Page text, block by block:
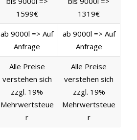
1599€
1319€
ab 9000l => Auf
Anfrage
ab 9000l => Auf
Anfrage
Alle Preise
verstehen sich
zzgl. 19%
Mehrwertsteue
r
Alle Preise
verstehen sich
zzgl. 19%
Mehrwertsteue
r